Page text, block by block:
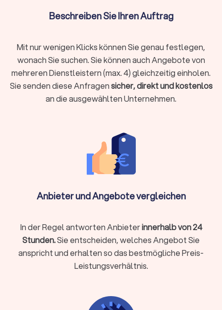
Moderne Steuerberatung findet längst nicht mehr nur im
klassischen Büro statt. Digitale Kanzleien bieten ihre
Dienstleistungen vollständig online an, von der
Belegübermittlung bis zur Videoberatung. Beide Modelle
haben Vorzüge:
Persönlicher Kontakt bei komplexen Beratungen
Kurzfristige persönliche Termine möglich
Aufbau einer persönlichen Vertrauensbeziehung
schätzen
Online-Steuerberatung
Ortsunabhängig und zeitlich flexibel
Oft günstigere Preismodelle durch effizientere Prozesse
Beschreiben Sie Ihren Auftrag
Mit nur wenigen Klicks können Sie genau festlegen,
wonach Sie suchen. Sie können auch Angebote von
mehreren Dienstleistern (max. 4) gleichzeitig einholen.
Sie senden diese Anfragensicher, direkt und kostenlos
an die ausgewählten Unternehmen.
Anbieter und Angebote vergleichen
In der Regel antworten Anbieterinnerhalb von 24
Stunden.Sie entscheiden, welches Angebot Sie
anspricht und erhalten so das bestmögliche Preis-
Leistungsverhältnis.